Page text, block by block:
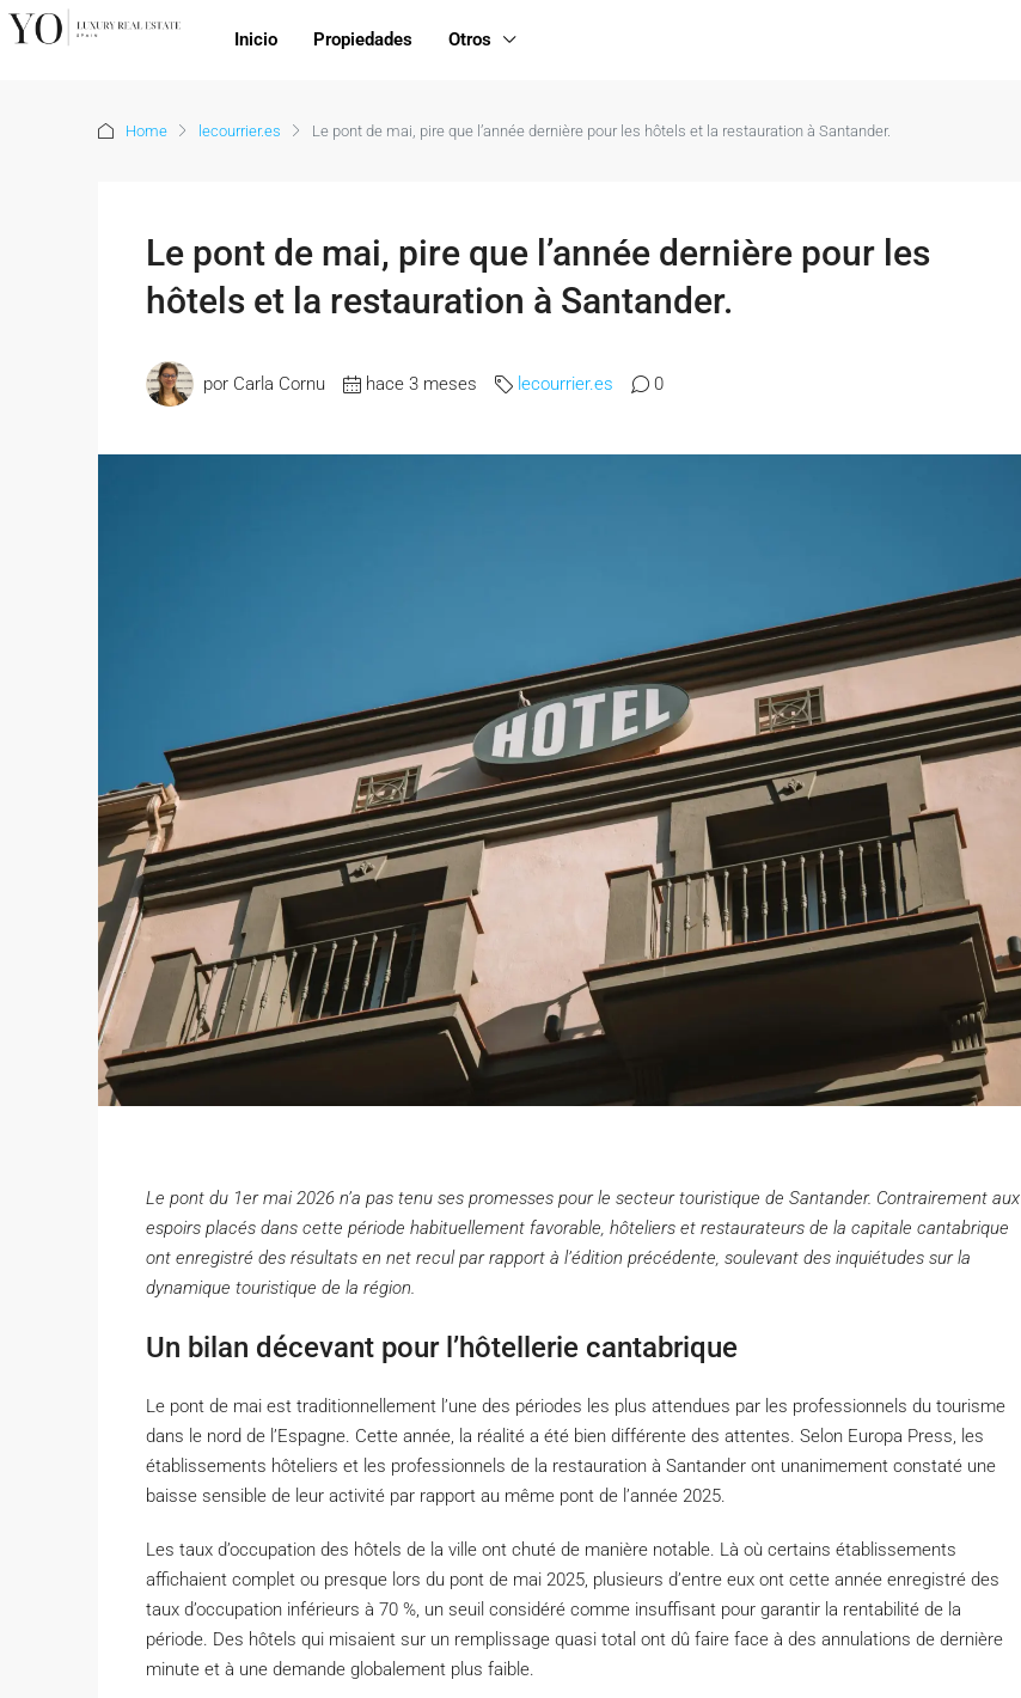
Inicio Propiedades Otros
Home lecourrier.es Le pont de mai, pire que l’année dernière pour les hôtels et la restauration à Santander.
Le pont de mai, pire que l’année dernière pour les
hôtels et la restauration à Santander.
por Carla Cornu hace 3 meses lecourrier.es 0
Le pont du 1er mai 2026 n’a pas tenu ses promesses pour le secteur touristique de Santander. Contrairement aux
espoirs placés dans cette période habituellement favorable, hôteliers et restaurateurs de la capitale cantabrique
ont enregistré des résultats en net recul par rapport à l’édition précédente, soulevant des inquiétudes sur la
dynamique touristique de la région.
Un bilan décevant pour l’hôtellerie cantabrique
Le pont de mai est traditionnellement l’une des périodes les plus attendues par les professionnels du tourisme
dans le nord de l’Espagne. Cette année, la réalité a été bien différente des attentes. Selon Europa Press, les
établissements hôteliers et les professionnels de la restauration à Santander ont unanimement constaté une
baisse sensible de leur activité par rapport au même pont de l’année 2025.
Les taux d’occupation des hôtels de la ville ont chuté de manière notable. Là où certains établissements
affichaient complet ou presque lors du pont de mai 2025, plusieurs d’entre eux ont cette année enregistré des
taux d’occupation inférieurs à 70 %, un seuil considéré comme insuffisant pour garantir la rentabilité de la
période. Des hôtels qui misaient sur un remplissage quasi total ont dû faire face à des annulations de dernière
minute et à une demande globalement plus faible.